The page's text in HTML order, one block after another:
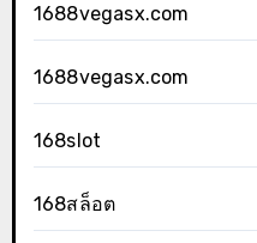
1688vegasx.com
1688vegasx.com
168slot
168สล็อต